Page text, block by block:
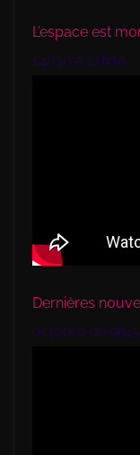
L’espace est
14h30 à 17h30
Dernières
octobre de